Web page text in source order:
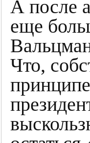
А после
еще
Что,